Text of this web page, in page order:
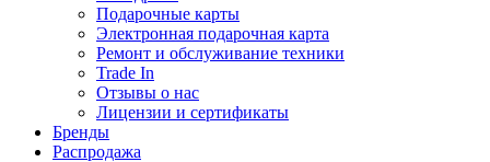
Подарочные карты
Электронная подарочная карта
Ремонт и обслуживание техники
Trade In
Отзывы о нас
Лицензии и сертификаты
Бренды
Распродажа